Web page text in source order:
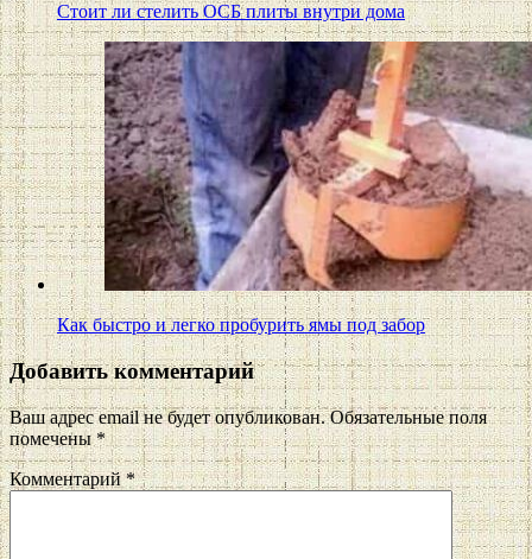
Стоит ли стелить ОСБ плиты внутри дома
Как быстро и легко пробурить ямы под забор
Добавить комментарий
Ваш адрес email не будет опубликован. Обязательные поля
помечены*
Комментарий*